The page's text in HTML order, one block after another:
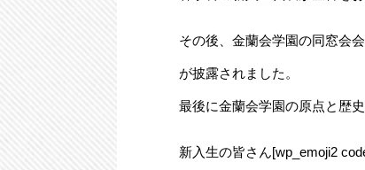
その後、金蘭会学園の同窓会
が披露されました。
最後に金蘭会学園の原点と歴
新入生の皆さん[wp_emoji2